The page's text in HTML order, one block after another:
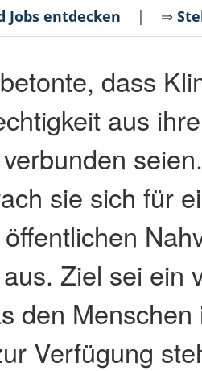
Jobs entdecken | ⇒
dass
aus
sie sich für
Ziel sei ein
den Menschen
Verfügung